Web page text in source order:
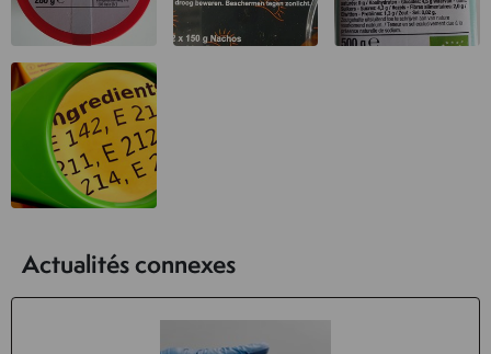
Actualités connexes